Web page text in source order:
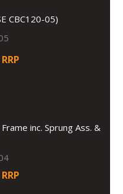
CBC120-05)
RRP
inc. Sprung Ass. &
RRP